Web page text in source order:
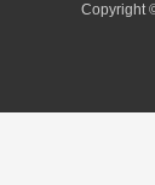
Copyright